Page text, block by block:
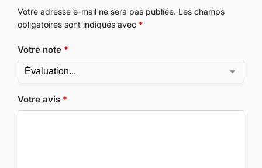
Votre adresse e-mail ne sera pas publiée. Les champs
obligatoires sont indiqués avec *
Votre note *
Votre avis *